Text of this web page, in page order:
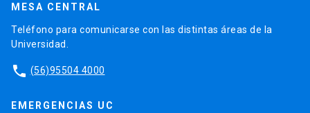
MESA CENTRAL
Teléfono para comunicarse con las distintas áreas de la
Universidad.
phone (56)95504 4000
EMERGENCIAS UC